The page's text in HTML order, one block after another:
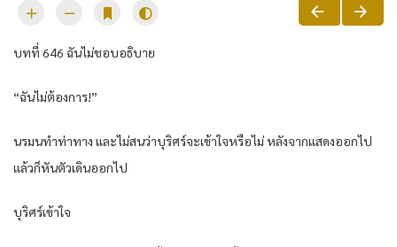
บทที่ 646 ฉันไม่ชอบอธิบาย
“ฉันไม่ต้องการ!”
นรมนทำท่าทาง และไม่สนว่าบุริศร์จะเข้าใจหรือไม่ หลังจากแสดงออกไป
แล้วก็หันตัวเดินออกไป
บุริศร์เข้าใจ